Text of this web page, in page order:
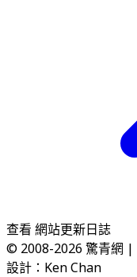
查看 網站更新日誌
© 2008-2026 驚青網 |
設計： Ken Chan